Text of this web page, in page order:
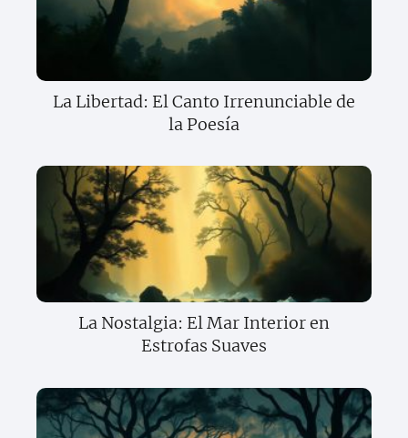
La Libertad: El Canto Irrenunciable de
la Poesía
La Nostalgia: El Mar Interior en
Estrofas Suaves